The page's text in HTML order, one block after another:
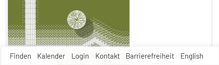
Finden Kalender Login Kontakt Barrierefreiheit English